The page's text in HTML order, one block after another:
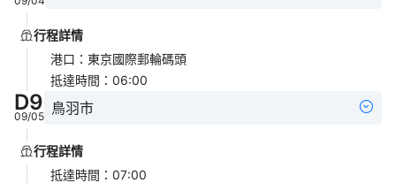
行程詳情
港口 ： 東京國際郵輪碼頭
抵達時間 ： 06:00
D9
09/05 鳥羽市
行程詳情
抵達時間 ： 07:00